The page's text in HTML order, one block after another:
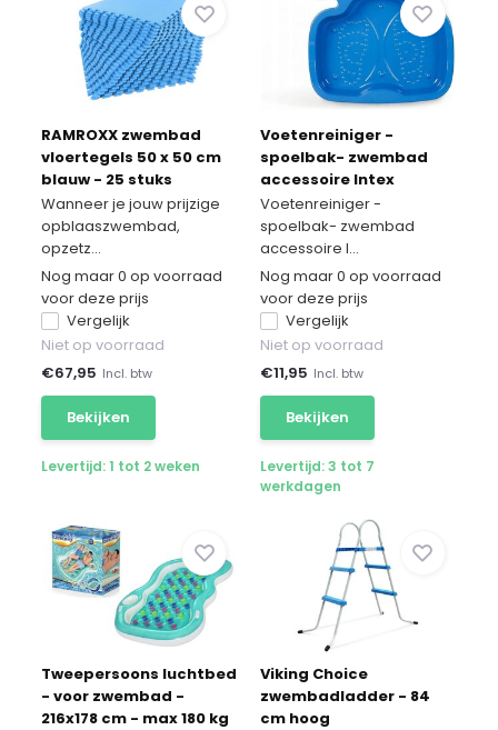
RAMROXX zwembad
vloertegels 50 x 50 cm
blauw - 25 stuks
Wanneer je jouw prijzige
opblaaszwembad,
opzetz...
Nog maar 0 op voorraad
voor deze prijs
Vergelijk
Niet op voorraad
€67,95 Incl. btw
Bekijken
Levertijd: 1 tot 2 weken
Voetenreiniger -
spoelbak- zwembad
accessoire Intex
Voetenreiniger -
spoelbak- zwembad
accessoire I...
Nog maar 0 op voorraad
voor deze prijs
Vergelijk
Niet op voorraad
€11,95 Incl. btw
Bekijken
Levertijd: 3 tot 7
werkdagen
Tweepersoons luchtbed
- voor zwembad -
216x178 cm - max 180 kg
Viking Choice
zwembadladder - 84
cm hoog